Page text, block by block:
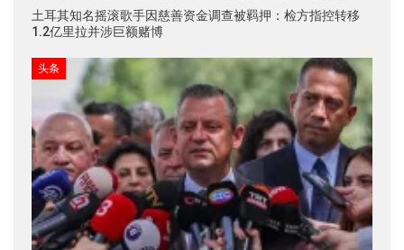
土耳其知名摇滚歌手因慈善资金调查被羁押：检方指控转移
1.2亿里拉并涉巨额赌博
头条